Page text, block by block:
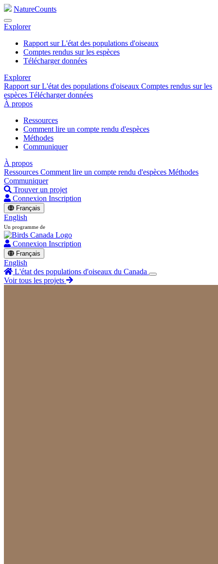
NatureCounts
Explorer
Rapport sur L'état des populations d'oiseaux
Comptes rendus sur les espèces
Télécharger données
Explorer
Rapport sur L'état des populations d'oiseaux Comptes rendus sur les
espèces Télécharger données
À propos
Ressources
Comment lire un compte rendu d'espèces
Méthodes
Communiquer
À propos
Ressources Comment lire un compte rendu d'espèces Méthodes
Communiquer
Trouver un projet
Connexion Inscription
Français
English
Un programme de
Connexion Inscription
Français
English
L'état des populations d'oiseaux du Canada
Voir tous les projets